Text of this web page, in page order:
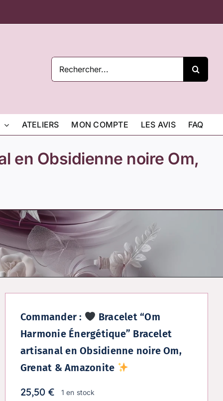
Rechercher:
ATELIERS MON COMPTE LES AVIS FAQ
en Obsidienne noire Om,
Commander :
Bracelet “Om
Harmonie Énergétique” Bracelet
artisanal en Obsidienne noire Om,
Grenat & Amazonite
25,50 € 1 en stock